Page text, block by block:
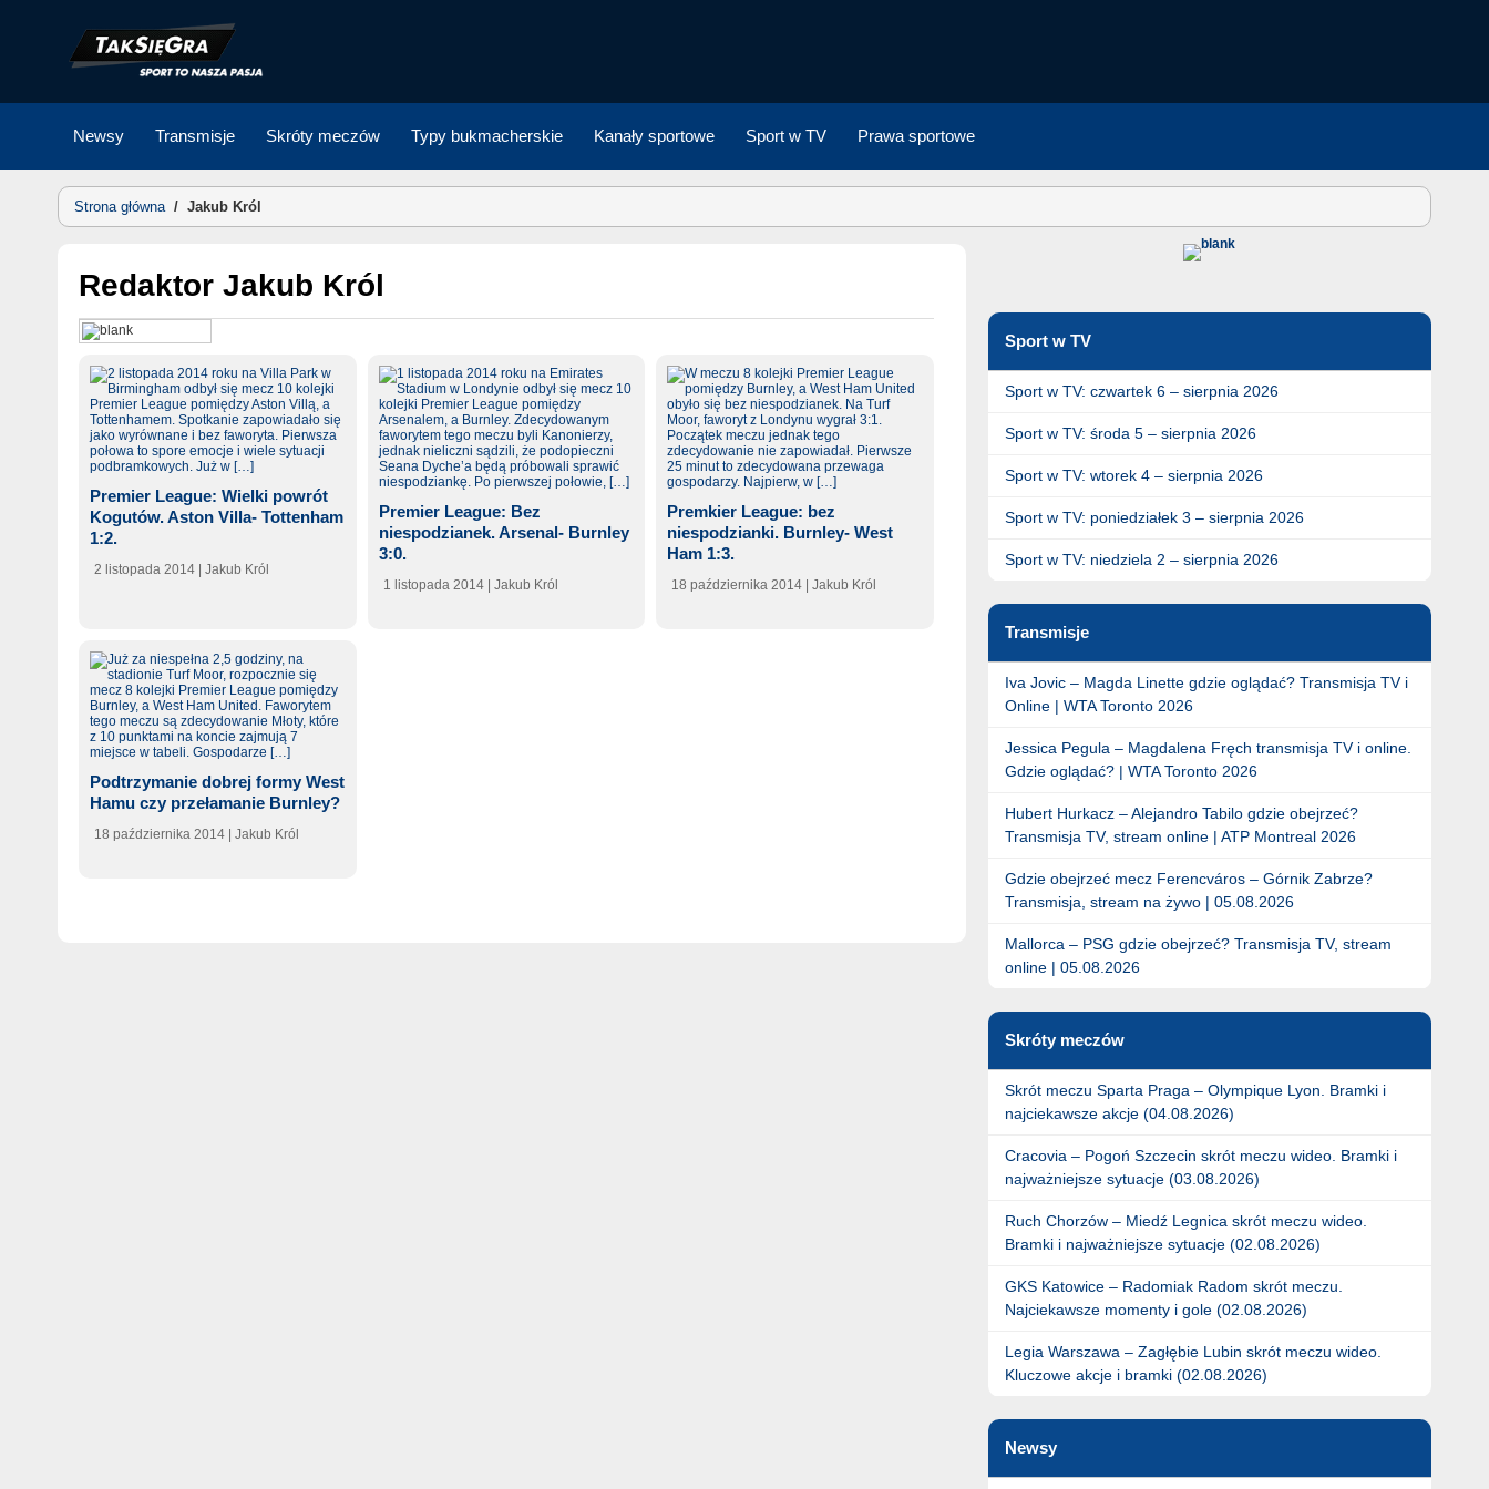
Newsy Transmisje Skróty meczów Typy bukmacherskie Kanały sportowe Sport w TV Prawa sportowe
Strona główna/ Jakub Król
Redaktor Jakub Król
Premier League: Wielki powrót
Kogutów. Aston Villa- Tottenham
1:2.
2 listopada 2014 | Jakub Król
Premier League: Bez
niespodzianek. Arsenal- Burnley
3:0.
1 listopada 2014 | Jakub Król
Premkier League: bez
niespodzianki. Burnley- West
Ham 1:3.
18 października 2014 | Jakub Król
Podtrzymanie dobrej formy West
Hamu czy przełamanie Burnley?
18 października 2014 | Jakub Król
Sport w TV
Sport w TV: czwartek 6 – sierpnia 2026
Sport w TV: środa 5 – sierpnia 2026
Sport w TV: wtorek 4 – sierpnia 2026
Sport w TV: poniedziałek 3 – sierpnia 2026
Sport w TV: niedziela 2 – sierpnia 2026
Transmisje
Iva Jovic – Magda Linette gdzie oglądać? Transmisja TV i
Online | WTA Toronto 2026
Jessica Pegula – Magdalena Fręch transmisja TV i online.
Gdzie oglądać? | WTA Toronto 2026
Hubert Hurkacz – Alejandro Tabilo gdzie obejrzeć?
Transmisja TV, stream online | ATP Montreal 2026
Gdzie obejrzeć mecz Ferencváros – Górnik Zabrze?
Transmisja, stream na żywo | 05.08.2026
Mallorca – PSG gdzie obejrzeć? Transmisja TV, stream
online | 05.08.2026
Skróty meczów
Skrót meczu Sparta Praga – Olympique Lyon. Bramki i
najciekawsze akcje (04.08.2026)
Cracovia – Pogoń Szczecin skrót meczu wideo. Bramki i
najważniejsze sytuacje (03.08.2026)
Ruch Chorzów – Miedź Legnica skrót meczu wideo.
Bramki i najważniejsze sytuacje (02.08.2026)
GKS Katowice – Radomiak Radom skrót meczu.
Najciekawsze momenty i gole (02.08.2026)
Legia Warszawa – Zagłębie Lubin skrót meczu wideo.
Kluczowe akcje i bramki (02.08.2026)
Newsy